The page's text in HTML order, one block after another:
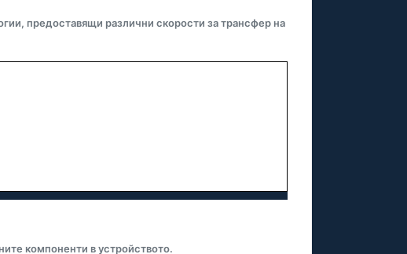
предоставящи различни скорости за трансфер на
компоненти в устройството.